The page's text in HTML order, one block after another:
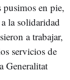
en pie,
la solidaridad
a trabajar,
servicios de
Generalitat